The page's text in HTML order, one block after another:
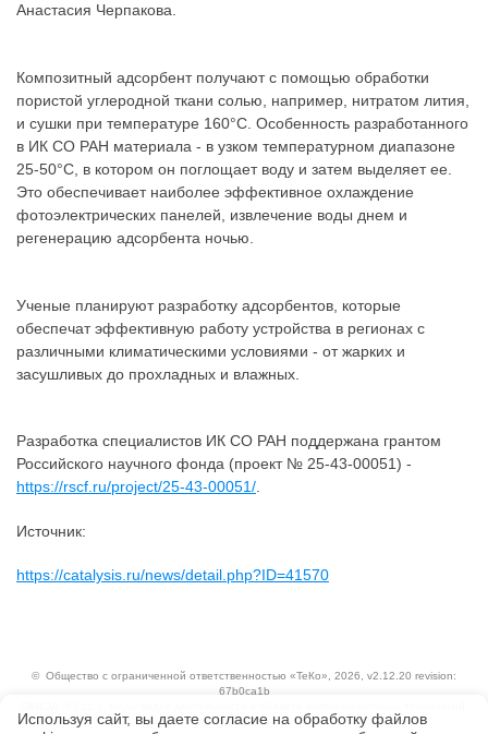
Анастасия Черпакова.
Композитный адсорбент получают с помощью обработки
пористой углеродной ткани солью, например, нитратом лития,
и сушки при температуре 160°C. Особенность разработанного
в ИК СО РАН материала - в узком температурном диапазоне
25-50°C, в котором он поглощает воду и затем выделяет ее.
Это обеспечивает наиболее эффективное охлаждение
фотоэлектрических панелей, извлечение воды днем и
регенерацию адсорбента ночью.
Ученые планируют разработку адсорбентов, которые
обеспечат эффективную работу устройства в регионах с
различными климатическими условиями - от жарких и
засушливых до прохладных и влажных.
Разработка специалистов ИК СО РАН поддержана грантом
Российского научного фонда (проект № 25-43-00051) -
https://rscf.ru/project/25-43-00051/
Источник:
https://catalysis.ru/news/detail.php?ID=41570
© Общество с ограниченной ответственностью «ТеКо», 2026, v2.12.20 revision:
67b0ca1b
1.01, 3.01
Используя сайт, вы даете согласие на обработку файлов